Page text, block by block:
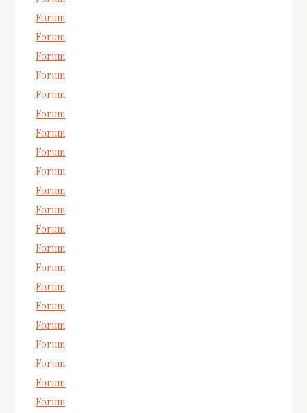
Forum
Forum
Forum
Forum
Forum
Forum
Forum
Forum
Forum
Forum
Forum
Forum
Forum
Forum
Forum
Forum
Forum
Forum
Forum
Forum
Forum